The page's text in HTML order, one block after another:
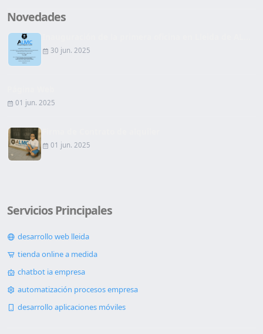
Novedades
30 jun. 2025
01 jun. 2025
01 jun. 2025
Servicios Principales
desarrollo web lleida
tienda online a medida
chatbot ia empresa
automatización procesos empresa
desarrollo aplicaciones móviles